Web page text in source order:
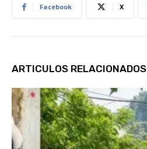
Facebook X
ARTICULOS RELACIONADOS